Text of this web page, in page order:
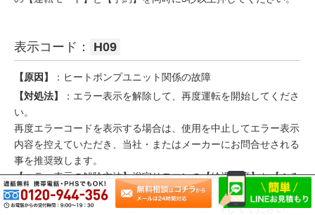
表示コード： H09
【原因】
：ヒートポンプユニット関係の故障
【対処法】
：エラー表示を解除して、再度運転を開始してくださ
い。
再度エラーコードを表示する場合は、使用を中止してエラー表示
内容を控えていただき、当社・またはメーカーにお問合せされる
事を推奨致します。
【エラー表示の解除方法】浴室リモコンの【給湯温度】と【ふろ
温度】を同時に5秒以上押してください。または、台所リモコン
の【運転モード】と【予約】を同時に5秒以上押してください。